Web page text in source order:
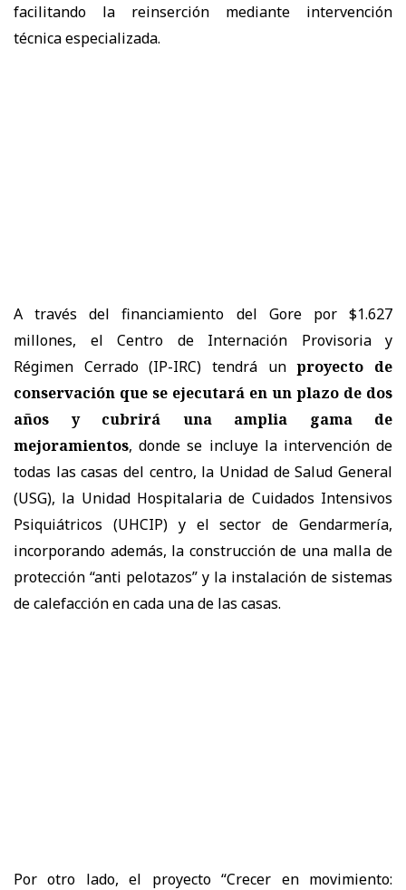
facilitando la reinserción mediante intervención
técnica especializada.
A través del financiamiento del Gore por $1.627
millones, el Centro de Internación Provisoria y
Régimen Cerrado (IP-IRC) tendrá un proyecto de
conservación que se ejecutará en un plazo de dos
años y cubrirá una amplia gama de
mejoramientos, donde se incluye la intervención de
todas las casas del centro, la Unidad de Salud General
(USG), la Unidad Hospitalaria de Cuidados Intensivos
Psiquiátricos (UHCIP) y el sector de Gendarmería,
incorporando además, la construcción de una malla de
protección “anti pelotazos” y la instalación de sistemas
de calefacción en cada una de las casas.
Por otro lado, el proyecto “Crecer en movimiento: